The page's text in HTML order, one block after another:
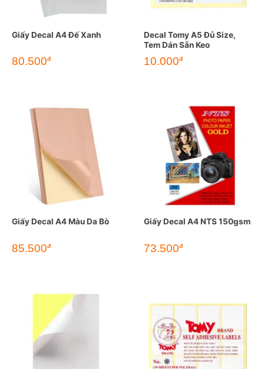
Giấy Decal A4 Đế Xanh
80.500đ
Decal Tomy A5 Đủ Size,
Tem Dán Sẵn Keo
10.000đ
Giấy Decal A4 Màu Da Bò
85.500đ
Giấy Decal A4 NTS 150gsm
73.500đ